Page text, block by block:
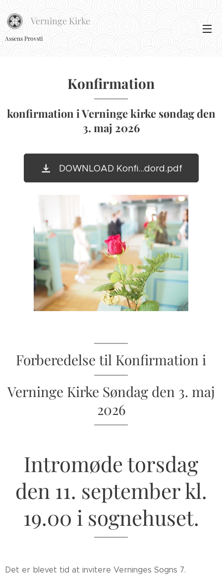
Verninge Kirke
Assens Provsti
Konfirmation
konfirmation i Verninge kirke søndag den
3. maj 2026
DOWNLOAD Konfi...dord.pdf
Forberedelse til Konfirmation i
Verninge Kirke Søndag den 3. maj
2026
Intromøde torsdag
den 11. september kl.
19.00 i sognehuset.
Det er blevet tid at invitere Verninges Sogns 7.